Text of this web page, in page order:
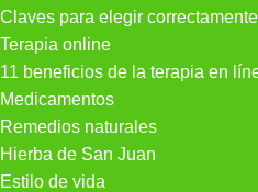
Claves para elegir
Terapia online
11 beneficios de la terapia en
Medicamentos
Remedios naturales
Hierba de San Juan
Estilo de vida